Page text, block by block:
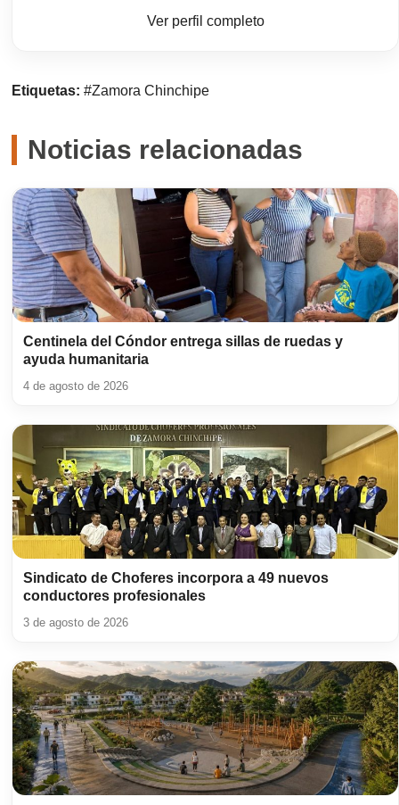
Ver perfil completo
Etiquetas: #Zamora Chinchipe
Noticias relacionadas
Centinela del Cóndor entrega sillas de ruedas y
ayuda humanitaria
4 de agosto de 2026
Sindicato de Choferes incorpora a 49 nuevos
conductores profesionales
3 de agosto de 2026